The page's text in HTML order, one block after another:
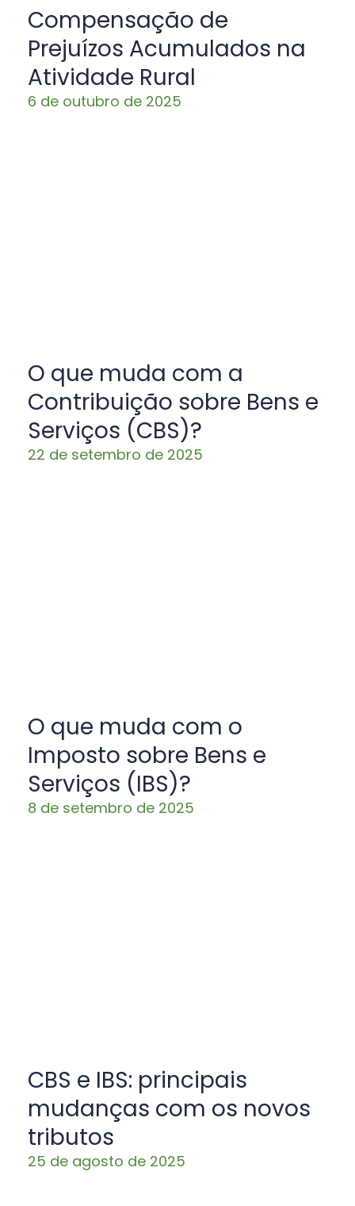
Compensação de
Prejuízos Acumulados na
Atividade Rural
6 de outubro de 2025
O que muda com a
Contribuição sobre Bens e
Serviços (CBS)?
22 de setembro de 2025
O que muda com o
Imposto sobre Bens e
Serviços (IBS)?
8 de setembro de 2025
CBS e IBS: principais
mudanças com os novos
tributos
25 de agosto de 2025